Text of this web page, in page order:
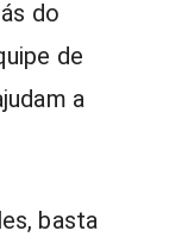
do
de
a
basta